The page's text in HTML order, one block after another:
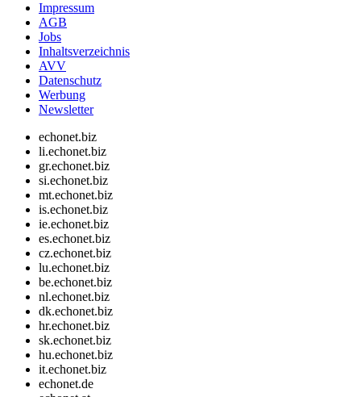
Impressum
AGB
Jobs
Inhaltsverzeichnis
AVV
Datenschutz
Werbung
Newsletter
echonet.biz
li.echonet.biz
gr.echonet.biz
si.echonet.biz
mt.echonet.biz
is.echonet.biz
ie.echonet.biz
es.echonet.biz
cz.echonet.biz
lu.echonet.biz
be.echonet.biz
nl.echonet.biz
dk.echonet.biz
hr.echonet.biz
sk.echonet.biz
hu.echonet.biz
it.echonet.biz
echonet.de